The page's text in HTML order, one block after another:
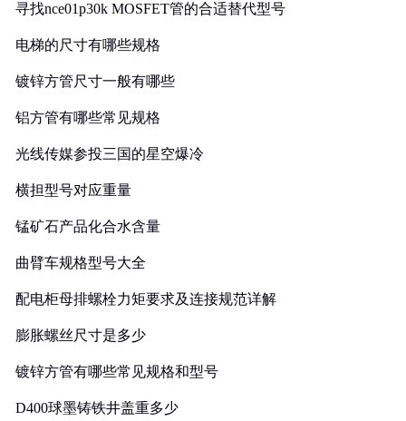
寻找nce01p30k MOSFET管的合适替代型号
电梯的尺寸有哪些规格
镀锌方管尺寸一般有哪些
铝方管有哪些常见规格
光线传媒参投三国的星空爆冷
横担型号对应重量
锰矿石产品化合水含量
曲臂车规格型号大全
配电柜母排螺栓力矩要求及连接规范详解
膨胀螺丝尺寸是多少
镀锌方管有哪些常见规格和型号
D400球墨铸铁井盖重多少